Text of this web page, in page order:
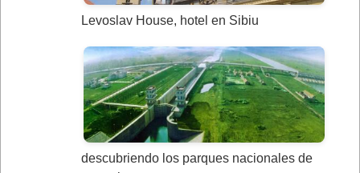
Levoslav House, hotel en Sibiu
descubriendo los parques nacionales de